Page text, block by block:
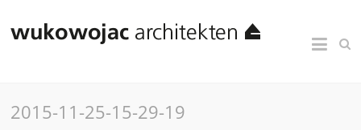
2015-11-25-15-29-19